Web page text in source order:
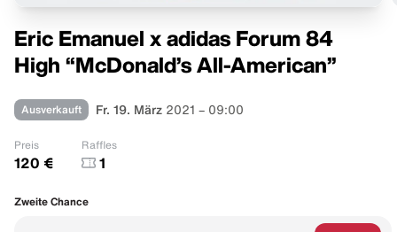
Eric Emanuel x adidas Forum 84
High “McDonald’s All-American”
Ausverkauft Fr. 19. März 2021 – 09:00
Preis
120 €
Raffles
1
Zweite Chance